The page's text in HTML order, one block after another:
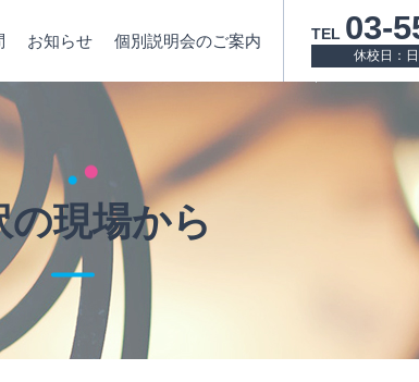
TEL 03-
休校日：
お知らせ 個別説明会のご案内
の現場から